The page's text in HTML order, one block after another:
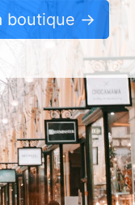
boutique →